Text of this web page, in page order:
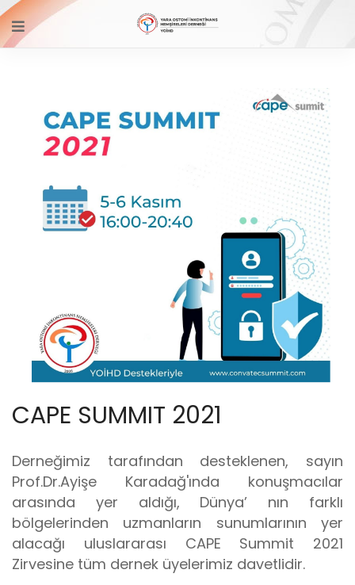
CAPE SUMMIT 2021
Derneğimiz tarafından desteklenen, sayın
Prof.Dr.Ayişe Karadağ'ında konuşmacılar
arasında yer aldığı, Dünya’ nın farklı
bölgelerinden uzmanların sunumlarının yer
alacağı uluslararası CAPE Summit 2021
Zirvesine tüm dernek üyelerimiz davetlidir.